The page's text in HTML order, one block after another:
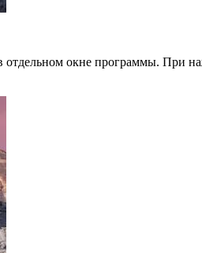
окне программы. При